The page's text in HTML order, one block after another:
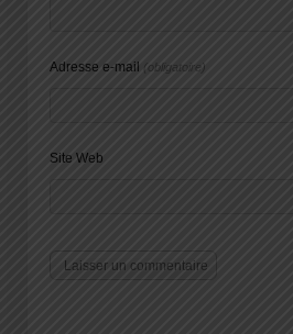
Adresse e-mail (obligatoire)
Site Web